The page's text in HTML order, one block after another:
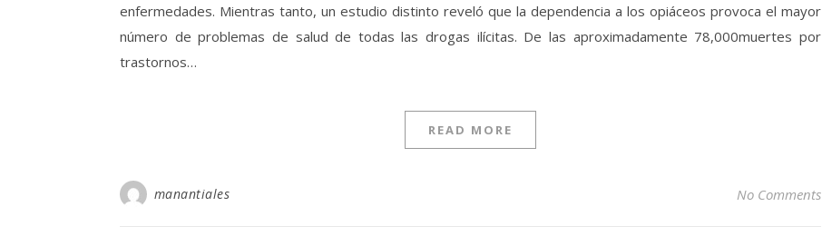
enfermedades. Mientras tanto, un estudio distinto reveló que la dependencia a los opiáceos provoca el mayor
número de problemas de salud de todas las drogas ilícitas. De las aproximadamente 78,000muertes por
trastornos…
READ MORE
manantiales No Comments